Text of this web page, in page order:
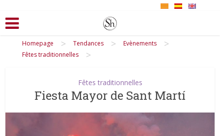
Homepage > Tendances > Evènements >
Fêtes traditionnelles >
Fêtes traditionnelles
Fiesta Mayor de Sant Martí